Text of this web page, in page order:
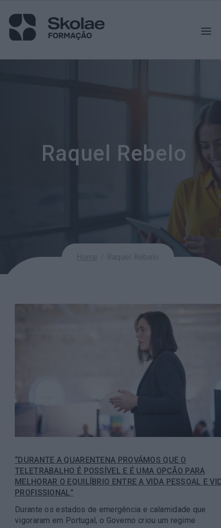
Raquel Rebelo
“DURANTE A QUARENTENA PROVÁMOS QUE O
TELETRABALHO É POSSÍVEL E É UMA OPÇÃO PARA
MELHORAR O EQUILÍBRIO ENTRE A VIDA PESSOAL E
PROFISSIONAL”
Durante os estados de emergência e calamidade que
vigoraram em Portugal, o Governo criou um regime